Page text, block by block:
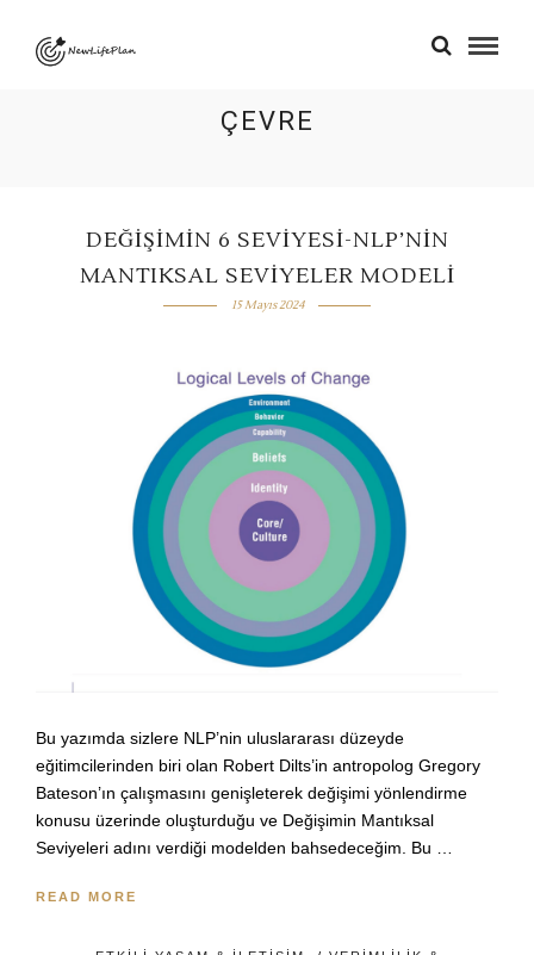
ÇEVRE
DEĞIŞIMIN 6 SEVIYESI-NLP’NIN
MANTIKSAL SEVIYELER MODELI
15 Mayıs 2024
Bu yazımda sizlere NLP’nin uluslararası düzeyde
eğitimcilerinden biri olan Robert Dilts’in antropolog Gregory
Bateson’ın çalışmasını genişleterek değişimi yönlendirme
konusu üzerinde oluşturduğu ve Değişimin Mantıksal
Seviyeleri adını verdiği modelden bahsedeceğim. Bu …
READ MORE